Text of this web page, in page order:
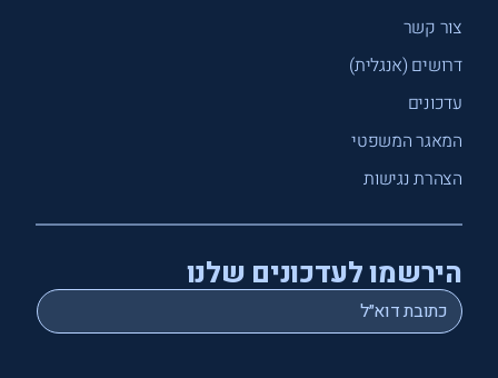
צור קשר
דרושים (אנגלית)
עדכונים
המאגר המשפטי
הצהרת נגישות
הירשמו לעדכונים שלנו
Email
*